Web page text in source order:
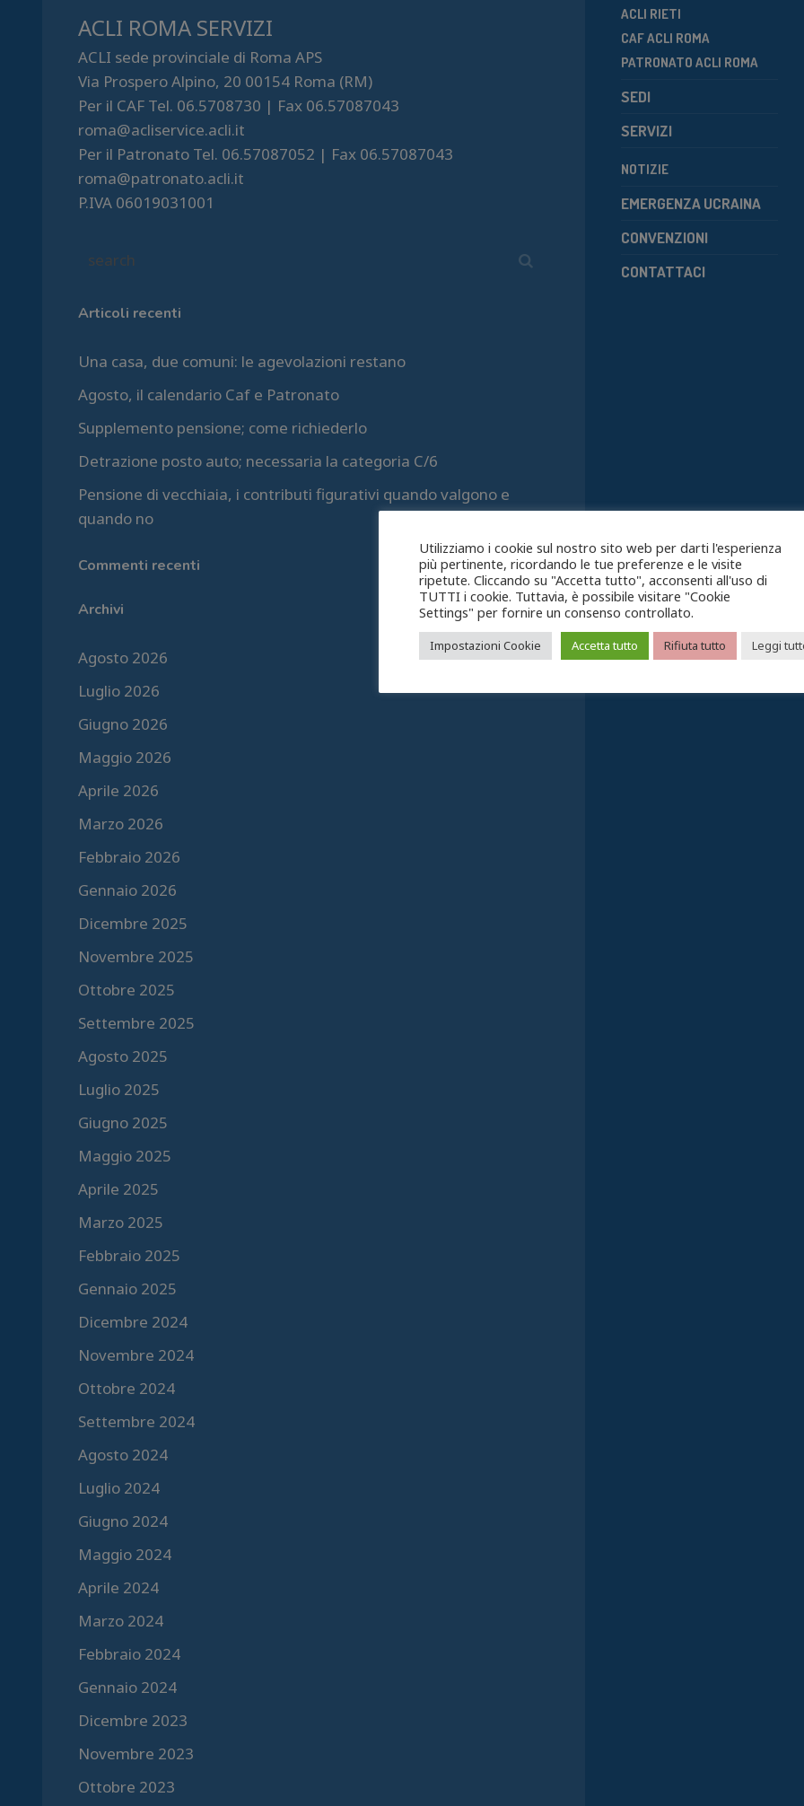
ACLI ROMA SERVIZI
ACLI sede provinciale di Roma APS
Via Prospero Alpino, 20 00154 Roma (RM)
Per il CAF Tel. 06.5708730 | Fax 06.57087043
roma@acliservice.acli.it
Per il Patronato Tel. 06.57087052 | Fax 06.57087043
roma@patronato.acli.it
P.IVA 06019031001
Articoli recenti
Una casa, due comuni: le agevolazioni restano
Agosto, il calendario Caf e Patronato
Supplemento pensione; come richiederlo
Detrazione posto auto; necessaria la categoria C/6
Pensione di vecchiaia, i contributi figurativi quando valgono e
quando no
Commenti recenti
Archivi
Agosto 2026
Luglio 2026
Giugno 2026
Maggio 2026
Aprile 2026
Marzo 2026
Febbraio 2026
Gennaio 2026
Dicembre 2025
Novembre 2025
Ottobre 2025
Settembre 2025
Agosto 2025
Luglio 2025
Giugno 2025
Maggio 2025
Aprile 2025
Marzo 2025
Febbraio 2025
Gennaio 2025
Dicembre 2024
Novembre 2024
Ottobre 2024
Settembre 2024
Agosto 2024
Luglio 2024
Giugno 2024
Maggio 2024
Aprile 2024
Marzo 2024
Febbraio 2024
Gennaio 2024
Dicembre 2023
Novembre 2023
Ottobre 2023
ACLI RIETI
CAF ACLI ROMA
PATRONATO ACLI ROMA
SEDI
SERVIZI
NOTIZIE
EMERGENZA UCRAINA
CONVENZIONI
CONTATTACI
Utilizziamo i cookie sul nostro sito web per darti l'esperienza
più pertinente, ricordando le tue preferenze e le visite
ripetute. Cliccando su "Accetta tutto", acconsenti all'uso di
TUTTI i cookie. Tuttavia, è possibile visitare "Cookie
Settings" per fornire un consenso controllato.
Impostazioni Cookie Accetta tutto Rifiuta tutto Leggi